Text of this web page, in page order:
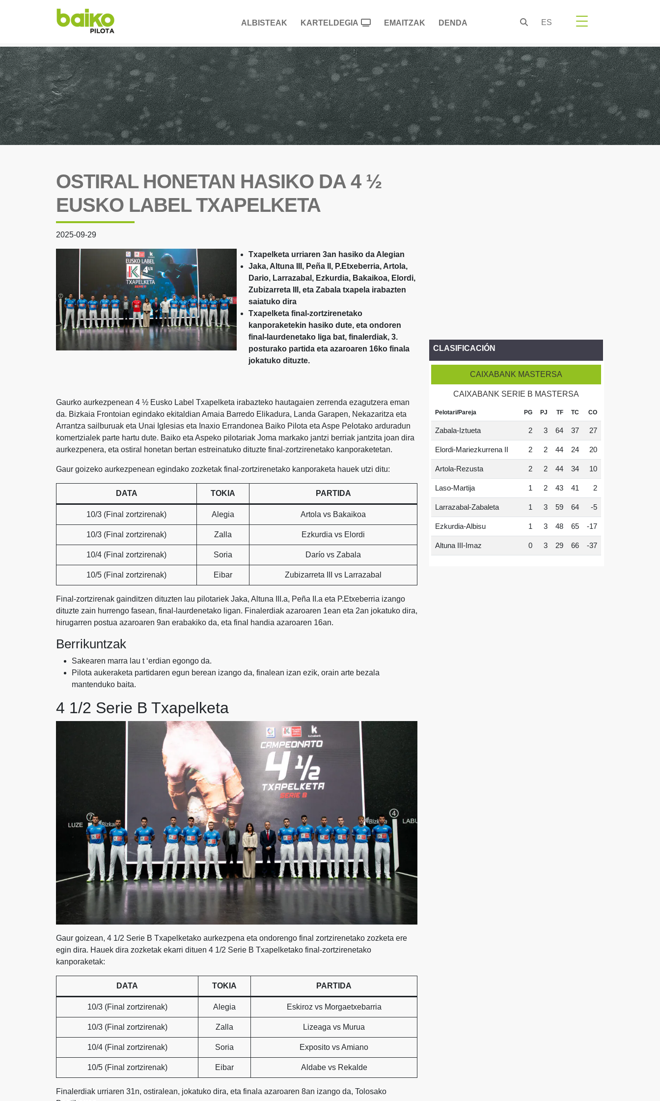
ALBISTEAK KARTELDEGIA EMAITZAK DENDA ES
OSTIRAL HONETAN HASIKO DA 4 ½
EUSKO LABEL TXAPELKETA
2025-09-29
Txapelketa urriaren 3an hasiko da Alegian
Jaka, Altuna III, Peña II, P.Etxeberria, Artola,
Dario, Larrazabal, Ezkurdia, Bakaikoa, Elordi,
Zubizarreta III, eta Zabala txapela irabazten
saiatuko dira
Txapelketa final-zortzirenetako
kanporaketekin hasiko dute, eta ondoren
final-laurdenetako liga bat, finalerdiak, 3.
posturako partida eta azaroaren 16ko finala
jokatuko dituzte.
Gaurko aurkezpenean 4 ½ Eusko Label Txapelketa irabazteko hautagaien zerrenda ezagutzera eman
da. Bizkaia Frontoian egindako ekitaldian Amaia Barredo Elikadura, Landa Garapen, Nekazaritza eta
Arrantza sailburuak eta Unai Iglesias eta Inaxio Errandonea Baiko Pilota eta Aspe Pelotako arduradun
komertzialek parte hartu dute. Baiko eta Aspeko pilotariak Joma markako jantzi berriak jantzita joan dira
aurkezpenera, eta ostiral honetan bertan estreinatuko dituzte final-zortzirenetako kanporaketetan.
Gaur goizeko aurkezpenean egindako zozketak final-zortzirenetako kanporaketa hauek utzi ditu:
DATA TOKIA PARTIDA
10/3 (Final zortzirenak) Alegia Artola vs Bakaikoa
10/3 (Final zortzirenak) Zalla Ezkurdia vs Elordi
10/4 (Final zortzirenak) Soria Darío vs Zabala
10/5 (Final zortzirenak) Eibar Zubizarreta III vs Larrazabal
Final-zortzirenak gainditzen dituzten lau pilotariek Jaka, Altuna III.a, Peña II.a eta P.Etxeberria izango
dituzte zain hurrengo fasean, final-laurdenetako ligan. Finalerdiak azaroaren 1ean eta 2an jokatuko dira,
hirugarren postua azaroaren 9an erabakiko da, eta final handia azaroaren 16an.
Berrikuntzak
Sakearen marra lau t ‘erdian egongo da.
Pilota aukeraketa partidaren egun berean izango da, finalean izan ezik, orain arte bezala
mantenduko baita.
4 1/2 Serie B Txapelketa
Gaur goizean, 4 1/2 Serie B Txapelketako aurkezpena eta ondorengo final zortzirenetako zozketa ere
egin dira. Hauek dira zozketak ekarri dituen 4 1/2 Serie B Txapelketako final-zortzirenetako
kanporaketak:
DATA TOKIA PARTIDA
10/3 (Final zortzirenak) Alegia Eskiroz vs Morgaetxebarria
10/3 (Final zortzirenak) Zalla Lizeaga vs Murua
10/4 (Final zortzirenak) Soria Exposito vs Amiano
10/5 (Final zortzirenak) Eibar Aldabe vs Rekalde
Finalerdiak urriaren 31n, ostiralean, jokatuko dira, eta finala azaroaren 8an izango da, Tolosako
CLASIFICACIÓN
CAIXABANK MASTERSA
CAIXABANK SERIE B MASTERSA
Pelotari/Pareja PG PJ TF TC CO
Zabala-Iztueta 2 3 64 37 27
Elordi-Mariezkurrena II 2 2 44 24 20
Artola-Rezusta 2 2 44 34 10
Laso-Martija 1 2 43 41 2
Larrazabal-Zabaleta 1 3 59 64 -5
Ezkurdia-Albisu 1 3 48 65 -17
Altuna III-Imaz 0 3 29 66 -37